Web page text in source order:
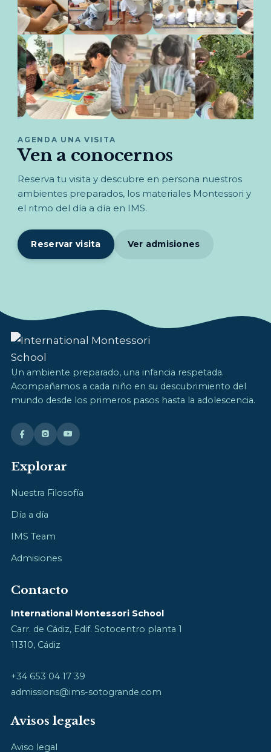
AGENDA UNA VISITA
Ven a conocernos
Reserva tu visita y descubre en persona nuestros
ambientes preparados, los materiales Montessori y
el ritmo del día a día en IMS.
Reservar visita Ver admisiones
Un ambiente preparado, una infancia respetada.
Acompañamos a cada niño en su descubrimiento del
mundo desde los primeros pasos hasta la adolescencia.
Explorar
Nuestra Filosofía
Día a día
IMS Team
Admisiones
Contacto
International Montessori School
Carr. de Cádiz, Edif. Sotocentro planta 1
11310, Cádiz
+34 653 04 17 39
admissions@ims-sotogrande.com
Avisos legales
Aviso legal